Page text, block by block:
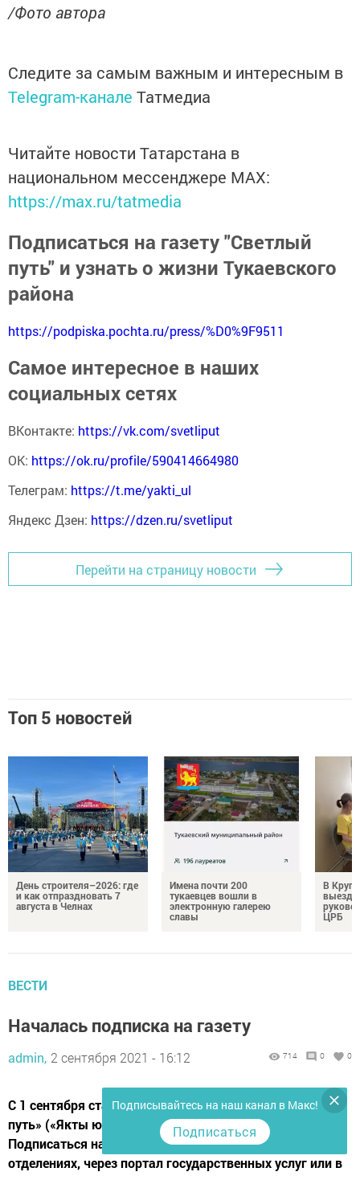
/Фото автора
Следите за самым важным и интересным в
Telegram-канале Татмедиа
Читайте новости Татарстана в
национальном мессенджере MАХ:
https://max.ru/tatmedia
Подписаться на газету "Светлый
путь" и узнать о жизни Тукаевского
района
https://podpiska.pochta.ru/press/%D0%9F9511
Самое интересное в наших
социальных сетях
ВКонтакте: https://vk.com/svetliput
ОК: https://ok.ru/profile/590414664980
Телеграм: https://t.me/yakti_ul
Яндекс Дзен: https://dzen.ru/svetliput
Перейти на страницу новости
Топ 5 новостей
День строителя–2026: где
и как отпраздновать 7
августа в Челнах
Имена почти 200
тукаевцев вошли в
электронную галерею
славы
В
ЦРБ
ВЕСТИ
Началась подписка на газету
admin, 2 сентября 2021 - 16:12 714 0 0
С 1 сентября стартовала подписка на газету «Светлый
путь» («Якты юл») на первую половину 2022 года.
Подписаться на районное издание можно в почтовых
отделениях, через портал государственных услуг или в
Подписывайтесь на наш канал в Макс!
Подписаться